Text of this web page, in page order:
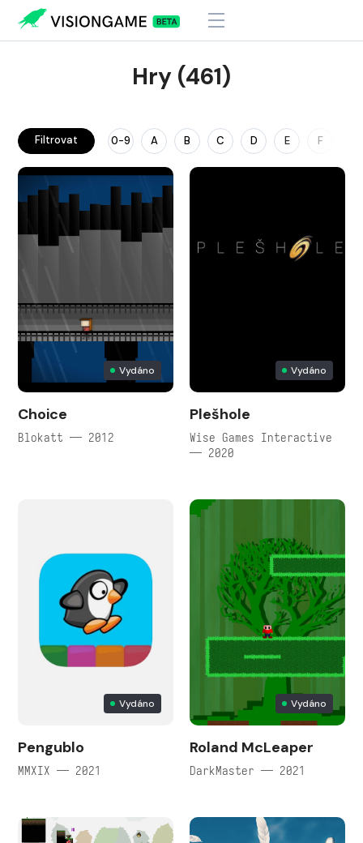
Hry (461)
Filtrovat 0-9 A B C D E F
Vydáno
Choice
Blokatt — 2012
Vydáno
Plešhole
Wise Games Interactive
— 2020
Vydáno
Pengubl‪o‬
MMXIX — 2021
Vydáno
Roland McLeaper
DarkMaster — 2021